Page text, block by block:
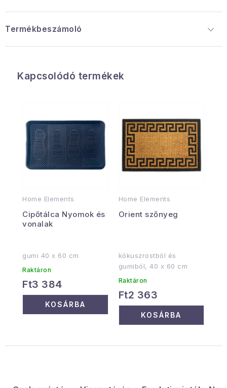
Termékbeszámoló
Kapcsolódó termékek
Home Elements
Cipőtálca Nyomok és
vonalak
gumi 40 x 60 cm
Raktáron
Ft3 384
KOSÁRBA
Home Elements
Orient szőnyeg
kókuszrostból és
gumiból, 40 x 60 cm
Raktáron
Ft2 363
KOSÁRBA